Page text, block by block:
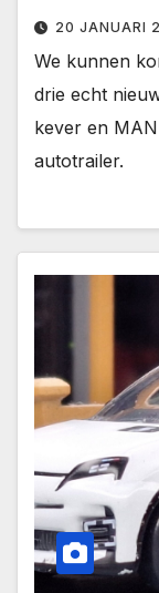
20 JANUARI
We kunnen
drie echt
kever en
autotrailer.